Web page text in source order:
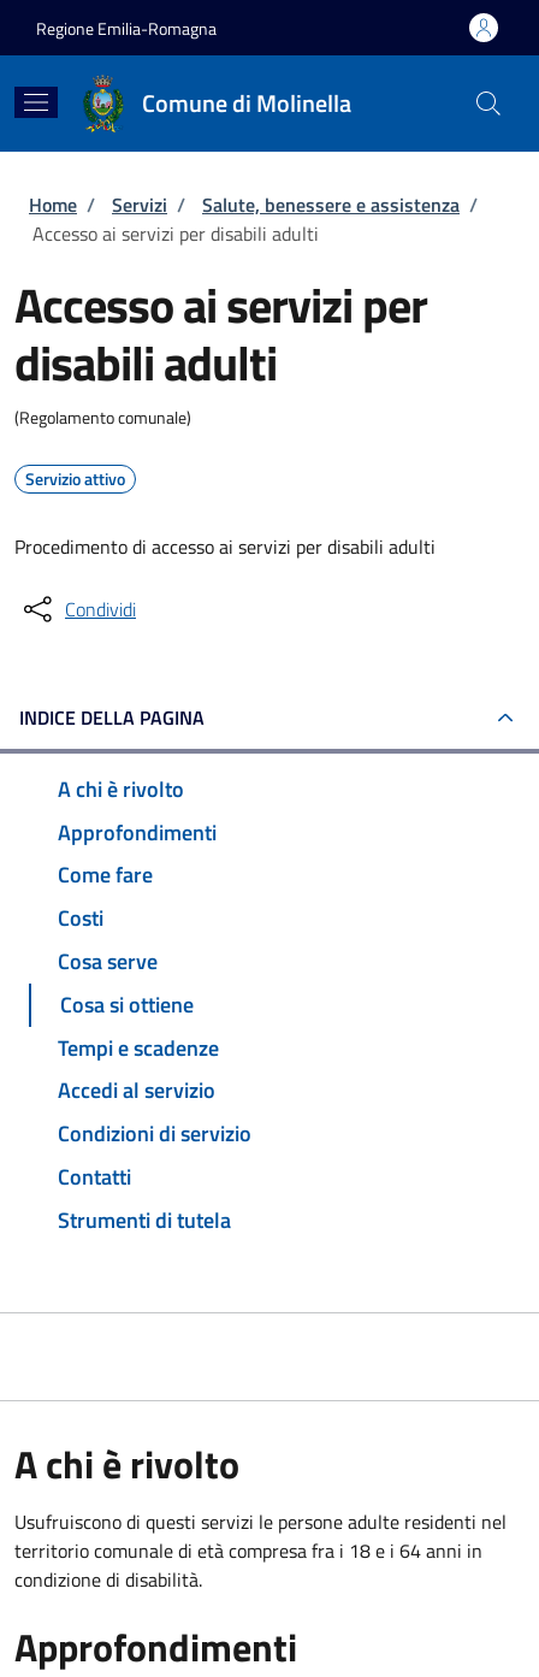
Regione Emilia-Romagna
Comune di Molinella
Briciole di pane
Home / Servizi / Salute, benessere e assistenza /
Accesso ai servizi per disabili adulti
Accesso ai servizi per
disabili adulti
(Regolamento comunale)
Servizio attivo
Procedimento di accesso ai servizi per disabili adulti
Condividi
INDICE DELLA PAGINA
A chi è rivolto
Approfondimenti
Come fare
Costi
Cosa serve
Cosa si ottiene
Tempi e scadenze
Accedi al servizio
Condizioni di servizio
Contatti
Strumenti di tutela
A chi è rivolto
Usufruiscono di questi servizi le persone adulte residenti nel
territorio comunale di età compresa fra i 18 e i 64 anni in
condizione di disabilità.
Approfondimenti